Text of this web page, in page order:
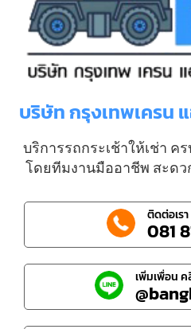
บริษัท กรุงเทพเครน
บริการรถกระเช้าให้เช่า ค
โดยทีมงานมืออาชีพ สะดว
ติดต่อเร
081
เพิ่มเพื่อน ค